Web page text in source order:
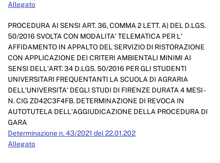
Controlli sulle imprese
Bandi di gara e contratti
Sovvenzioni, contributi, sussidi, vantaggi economici
Bilanci
Beni immobili e gestione patrimonio
Controlli e rilievi sull'amministrazione
Servizi erogati
Pagamenti dell'amministrazione
Allegato
PROCEDURA AI SENSI ART. 36, COMMA 2 LETT. A) DEL D.LGS.
50/2016 SVOLTA CON MODALITA' TELEMATICA PER L'
AFFIDAMENTO IN APPALTO DEL SERVIZIO DI RISTORAZIONE
CON APPLICAZIONE DEI CRITERI AMBIENTALI MINIMI AI
SENSI DELL'ART. 34 D.LGS. 50/2016 PER GLI STUDENTI
UNIVERSITARI FREQUENTANTI LA SCUOLA DI AGRARIA
DELL'UNIVERSITA' DEGLI STUDI DI FIRENZE DURATA 4 MESI -
N. CIG ZD42C3F4FB. DETERMINAZIONE DI REVOCA IN
AUTOTUTELA DELL'AGGIUDICAZIONE DELLA PROCEDURA DI
GARA
Determinazione n. 43/2021 del 22.01.202
Allegato